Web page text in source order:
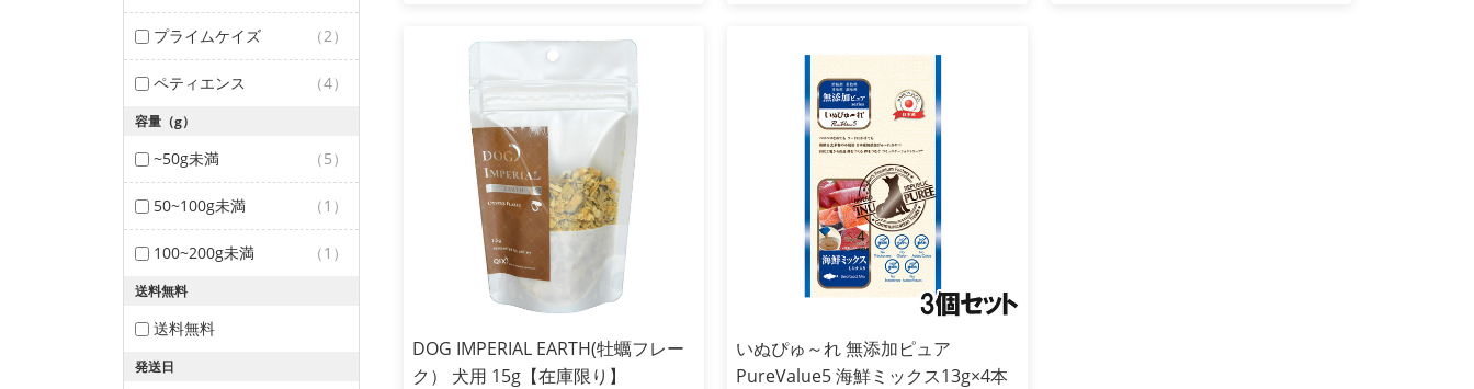
プライムケイズ （2）
ペティエンス （4）
容量（g）
~50g未満 （5）
50~100g未満 （1）
100~200g未満 （1）
送料無料
送料無料
発送日
DOG IMPERIAL EARTH(牡蠣フレー
ク） 犬用 15g【在庫限り】
いぬぴゅ～れ 無添加ピュア
PureValue5 海鮮ミックス13g×4本